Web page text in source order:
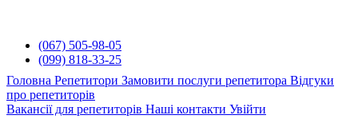
(067) 505-98-05
(099) 818-33-25
Головна Репетитори Замовити послуги репетитора Відгуки
про репетиторів
Вакансії для репетиторів Наші контакти Увійти